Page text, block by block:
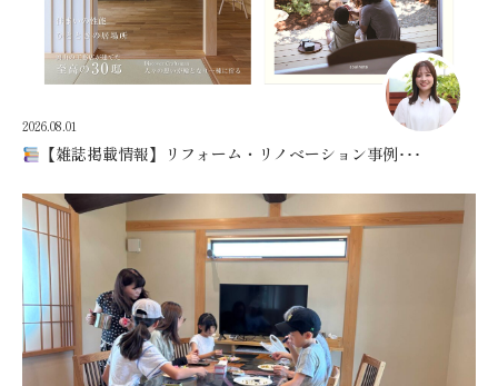
2026.08.01
【雑誌掲載情報】リフォーム・リノベーション事例･･･